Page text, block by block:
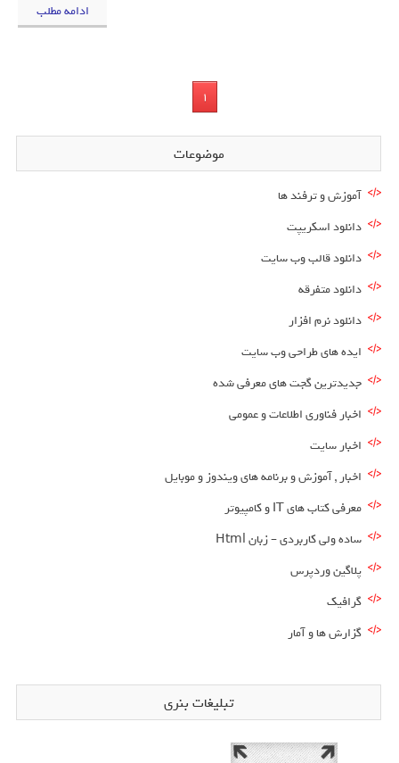
ادامه مطلب
1
موضوعات
آموزش و ترفند ها
دانلود اسکریپت
دانلود قالب وب سایت
دانلود متفرقه
دانلود نرم افزار
ایده های طراحی وب سایت
جدیدترین گجت های معرفی شده
اخبار فناوری اطلاعات و عمومی
اخبار سایت
اخبار , آموزش و برنامه های ویندوز و موبایل
معرفی کتاب های IT و کامپیوتر
ساده ولی کاربردی – زبان Html
پلاگین وردپرس
گرافیک
گزارش ها و آمار
تبلیغات بنری